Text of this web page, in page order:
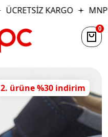
ÜCRETSİZ KARGO
0
2. ürüne %30 indirim